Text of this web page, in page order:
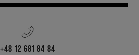
+48 12 681 84 84